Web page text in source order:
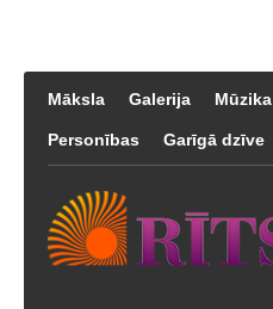
Māksla Galerija Mūzika
Personības Garīgā dzīve